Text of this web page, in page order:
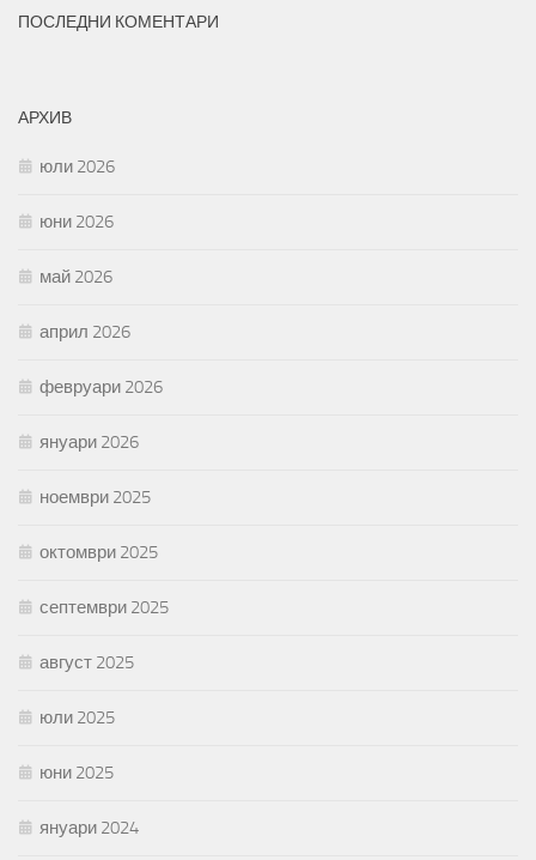
ПОСЛЕДНИ КОМЕНТАРИ
АРХИВ
юли 2026
юни 2026
май 2026
април 2026
февруари 2026
януари 2026
ноември 2025
октомври 2025
септември 2025
август 2025
юли 2025
юни 2025
януари 2024